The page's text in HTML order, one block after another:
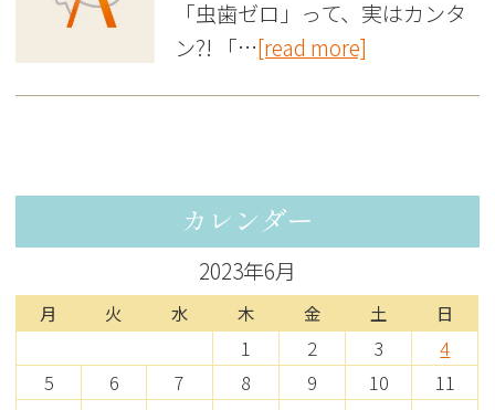
「虫歯ゼロ」って、実はカンタ
ン?! 「…[read more]
カレンダー
2023年6月
月 火 水 木 金 土 日
1 2 3
4
5
6 7 8 9 10
11